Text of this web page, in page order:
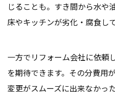
じることも。すき間から水や
床やキッチンが劣化・腐食し
一方でリフォーム会社に依頼
を期待できます。その分費用
変更がスムーズに出来なかっ